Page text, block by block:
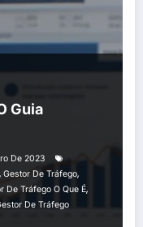
Guia
De 2023
, Gestor De Tráfego,
De Tráfego O Que É,
De Tráfego